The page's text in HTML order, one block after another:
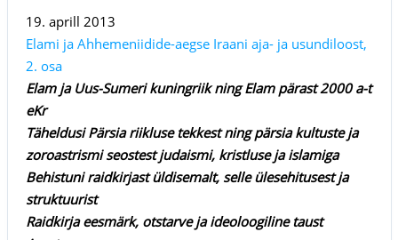
19. aprill 2013
Elami ja Ahhemeniidide-aegse Iraani aja- ja usundiloost,
2. osa
Elam ja Uus-Sumeri kuningriik ning Elam pärast 2000 a-t
eKr
Täheldusi Pärsia riikluse tekkest ning pärsia kultuste ja
zoroastrismi seostest judaismi, kristluse ja islamiga
Behistuni raidkirjast üldisemalt, selle ülesehitusest ja
struktuurist
Raidkirja eesmärk, otstarve ja ideoloogiline taust